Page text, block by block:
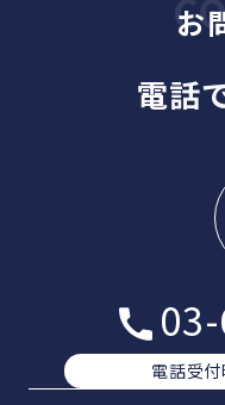
お
電話
電話受